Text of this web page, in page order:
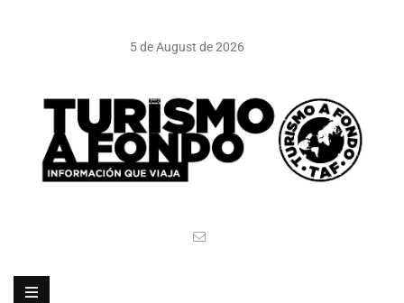
5 de August de 2026